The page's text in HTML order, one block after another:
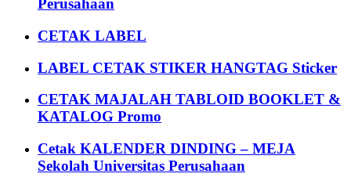
Perusahaan
CETAK LABEL
LABEL CETAK STIKER HANGTAG Sticker
CETAK MAJALAH TABLOID BOOKLET &
KATALOG Promo
Cetak KALENDER DINDING – MEJA
Sekolah Universitas Perusahaan